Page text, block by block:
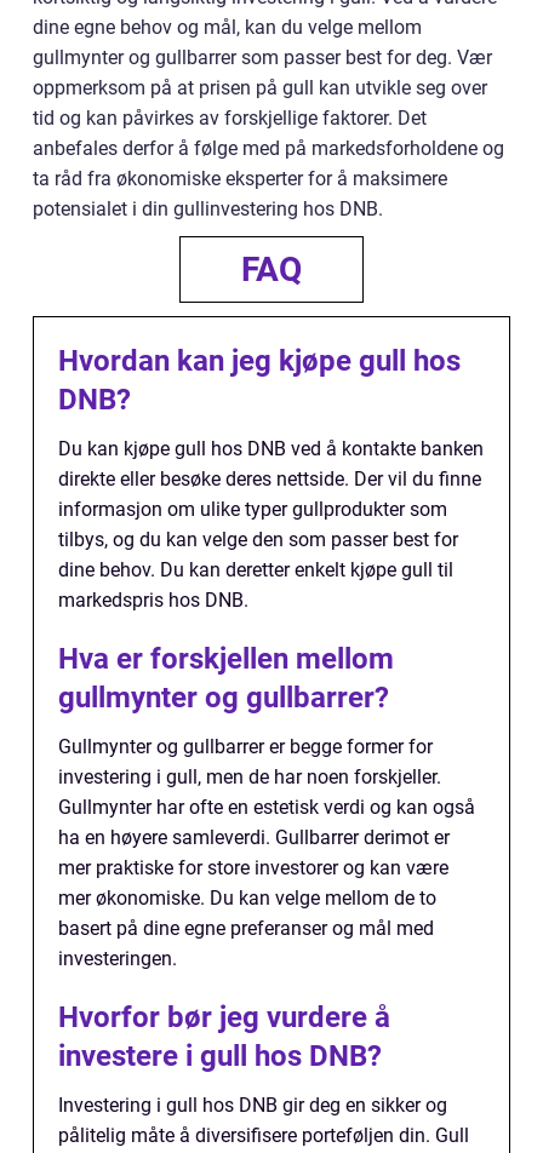
dine egne behov og mål, kan du velge mellom
gullmynter og gullbarrer som passer best for deg. Vær
oppmerksom på at prisen på gull kan utvikle seg over
tid og kan påvirkes av forskjellige faktorer. Det
anbefales derfor å følge med på markedsforholdene og
ta råd fra økonomiske eksperter for å maksimere
potensialet i din gullinvestering hos DNB.
FAQ
Hvordan kan jeg kjøpe gull hos
DNB?
Du kan kjøpe gull hos DNB ved å kontakte banken
direkte eller besøke deres nettside. Der vil du finne
informasjon om ulike typer gullprodukter som
tilbys, og du kan velge den som passer best for
dine behov. Du kan deretter enkelt kjøpe gull til
markedspris hos DNB.
Hva er forskjellen mellom
gullmynter og gullbarrer?
Gullmynter og gullbarrer er begge former for
investering i gull, men de har noen forskjeller.
Gullmynter har ofte en estetisk verdi og kan også
ha en høyere samleverdi. Gullbarrer derimot er
mer praktiske for store investorer og kan være
mer økonomiske. Du kan velge mellom de to
basert på dine egne preferanser og mål med
investeringen.
Hvorfor bør jeg vurdere å
investere i gull hos DNB?
Investering i gull hos DNB gir deg en sikker og
pålitelig måte å diversifisere porteføljen din. Gull